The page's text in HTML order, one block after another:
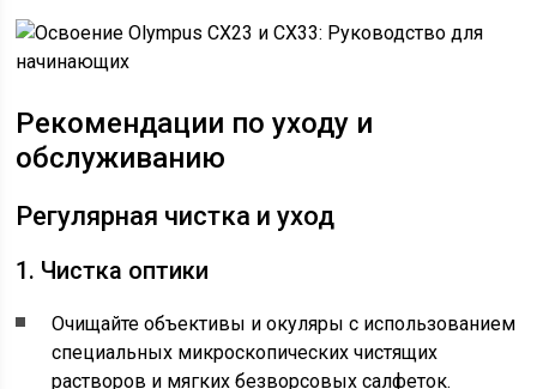
Рекомендации по уходу и
обслуживанию
Регулярная чистка и уход
1. Чистка оптики
Очищайте объективы и окуляры с использованием
специальных микроскопических чистящих
растворов и мягких безворсовых салфеток.